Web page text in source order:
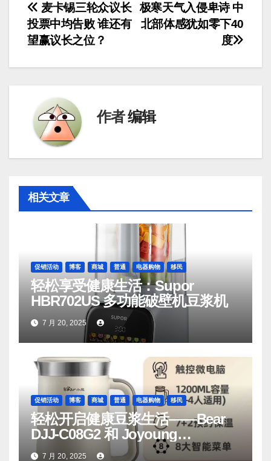
文
章
极寒天气入侵卑诗 中
北部体感犹如零下40
度
麦卡锡三轮众议长
投票中均告败 谁还有
望赢议长之位？
作者编辑
相关文章
促销活动 博客 商城 普通 电器购物 移民
轻松享受健康生活：Supor
HBR702US 多功能破壁机豆浆机
7 月 20, 2025
促销活动 博客 商城 普通 电器购物 移民
轻松开启健康豆浆生活——Bear
DJJ‑C08G2 和 Joyoung
DJ06M‑D53，你值得拥有
7 月 20, 2025